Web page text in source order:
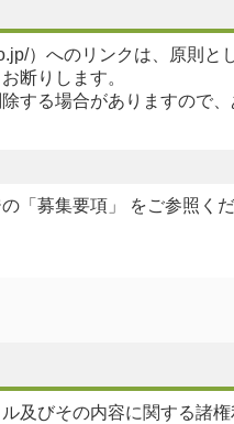
）へのリンクは、原則と
断りします。
する場合がありますので
「募集要項」 をご参照くだ
及びその内容に関する諸